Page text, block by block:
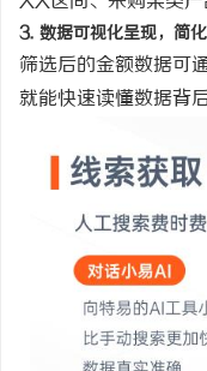
3. 数据可视化呈现，简
筛选后的金额数据可
就能快速读懂数据背